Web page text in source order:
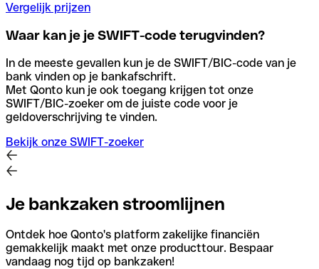
Vergelijk prijzen
Waar kan je je SWIFT-code terugvinden?
In de meeste gevallen kun je de SWIFT/BIC-code van je
bank vinden op je bankafschrift.
Met Qonto kun je ook toegang krijgen tot onze
SWIFT/BIC-zoeker om de juiste code voor je
geldoverschrijving te vinden.
Bekijk onze SWIFT-zoeker
Je bankzaken stroomlijnen
Ontdek hoe Qonto's platform zakelijke financiën
gemakkelijk maakt met onze producttour. Bespaar
vandaag nog tijd op bankzaken!